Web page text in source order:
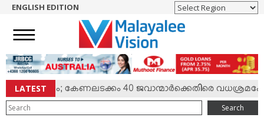
NEWS
ENGLISH
NRI
ENTERTAINMENT
MV SPECIAL
ENGLISH EDITION
LATEST കേണലടക്കം 40 ജവാന്മാര്‍ക്കെതിരെ
Search